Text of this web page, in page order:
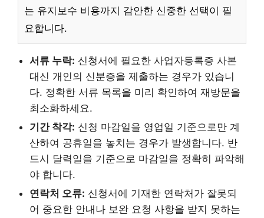
는 유지보수 비용까지 감안한 신중한 선택이 필
요합니다.
서류 누락: 신청서에 필요한 사업자등록증 사본
대신 개인의 신분증을 제출하는 경우가 있습니
다. 정확한 서류 목록을 미리 확인하여 재방문을
최소화하세요.
기간 착각: 신청 마감일을 영업일 기준으로만 계
산하여 공휴일을 놓치는 경우가 발생합니다. 반
드시 달력일을 기준으로 마감일을 정확히 파악해
야 합니다.
연락처 오류: 신청서에 기재한 연락처가 잘못되
어 중요한 안내나 보완 요청 사항을 받지 못하는